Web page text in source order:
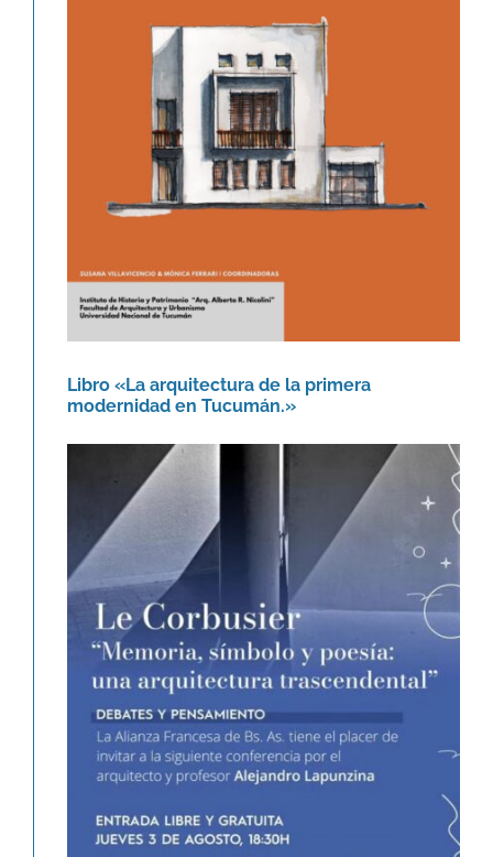
Libro «La arquitectura de la
primera modernidad en Tucumán.»
Novedades
Libro «La arquitectura de la primera
modernidad en Tucumán.»
Le Corbusier. Memoria, símbolo y
poesía: una arquitectura
trascendental.
Agenda